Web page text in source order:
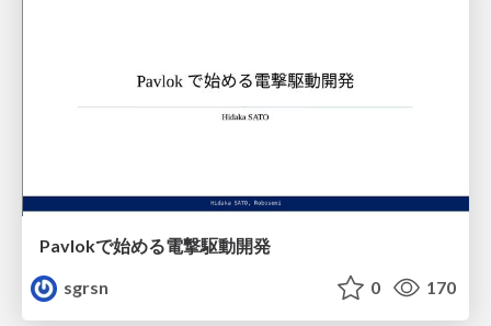
Pavlokで始める電撃駆動開発
sgrsn
0 170